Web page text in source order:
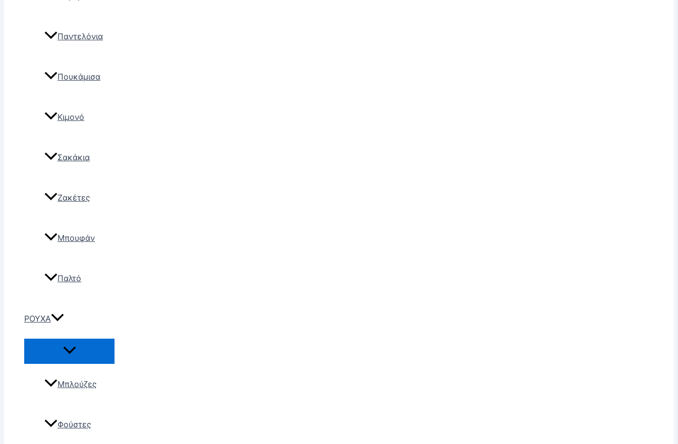
Παντελόνια
Πουκάμισα
Κιμονό
Σακάκια
Ζακέτες
Μπουφάν
Παλτό
ΡΟΥΧΑ
Μπλούζες
Φούστες